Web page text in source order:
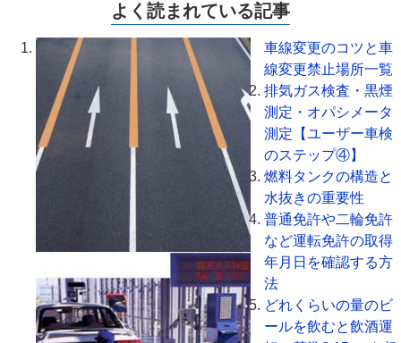
よく読まれている記事
車線変更のコツと車
線変更禁止場所一覧
排気ガス検査・黒煙
測定・オパシメータ
測定【ユーザー車検
のステップ④】
燃料タンクの構造と
水抜きの重要性
普通免許や二輪免許
など運転免許の取得
年月日を確認する方
法
どれくらいの量のビ
ールを飲むと飲酒運